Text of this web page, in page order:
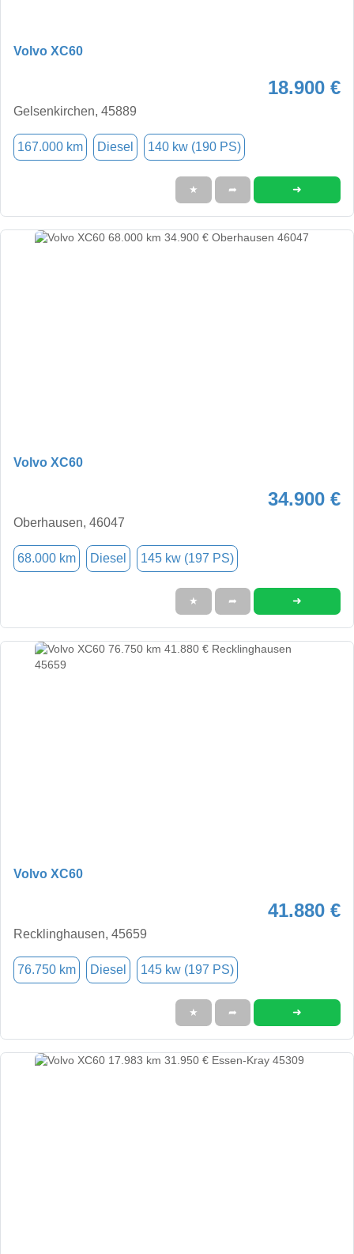
Volvo XC60
18.900 €
Gelsenkirchen, 45889
167.000 km Diesel 140 kw (190 PS)
★ ➦ ➜
Volvo XC60
34.900 €
Oberhausen, 46047
68.000 km Diesel 145 kw (197 PS)
★ ➦ ➜
Volvo XC60
41.880 €
Recklinghausen, 45659
76.750 km Diesel 145 kw (197 PS)
★ ➦ ➜